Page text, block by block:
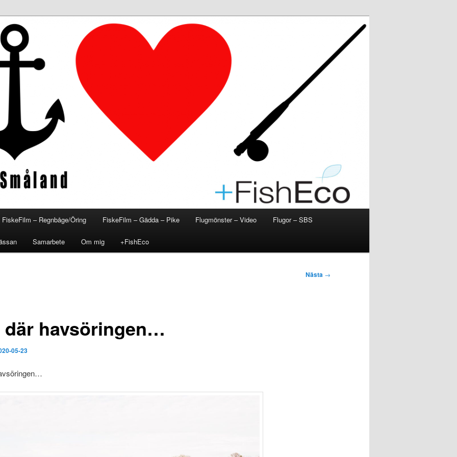
FiskeFilm – Regnbåge/Öring FiskeFilm – Gädda – Pike Flugmönster – Video Flugor – SBS
Samarbete Om mig +FishEco
Nästa →
där havsöringen…
05-23